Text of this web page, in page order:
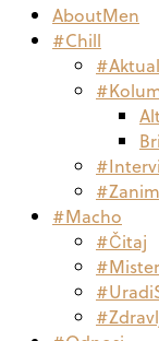
AboutMen
#Chill
#Macho
#Čitaj